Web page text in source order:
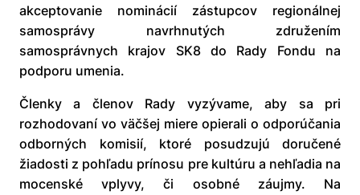
akceptovanie nominácií zástupcov regionálnej
samosprávy navrhnutých združením
samosprávnych krajov SK8 do Rady Fondu na
podporu umenia.
Členky a členov Rady vyzývame, aby sa pri
rozhodovaní vo väčšej miere opierali o odporúčania
odborných komisií, ktoré posudzujú doručené
žiadosti z pohľadu prínosu pre kultúru a nehľadia na
mocenské vplyvy, či osobné záujmy. Na